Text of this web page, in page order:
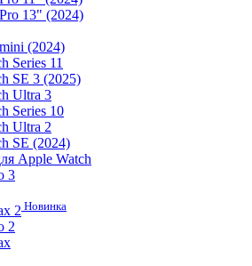
13" (2024)
(2024)
Series 11
SE 3 (2025)
Ultra 3
Series 10
Ultra 2
SE (2024)
Apple Watch
3
2 Новинка
2